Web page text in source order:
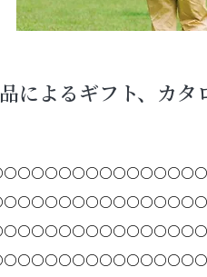
によるギフト、カタ
○○○○○
○○○○○○○○○○